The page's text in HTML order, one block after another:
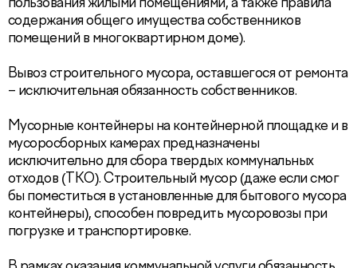
пользования жилыми помещениями, а также правила
содержания общего имущества собственников
помещений в многоквартирном доме).
Вывоз строительного мусора, оставшегося от ремонта
– исключительная обязанность собственников.
Мусорные контейнеры на контейнерной площадке и в
мусоросборных камерах предназначены
исключительно для сбора твердых коммунальных
отходов (ТКО). Строительный мусор (даже если смог
бы поместиться в установленные для бытового мусора
контейнеры), способен повредить мусоровозы при
погрузке и транспортировке.